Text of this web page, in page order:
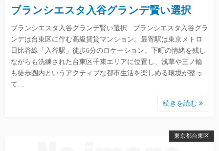
ブランシエスタ入谷グランデ賢い選択
ブランシエスタ入谷グランデ賢い選択 ブランシエスタ入谷グラ
ンデは台東区に佇む高級賃貸マンション。最寄駅は東京メトロ
日比谷線「入谷駅」徒歩6分のロケーション。下町の情緒を残し
ながらも洗練された台東区千束エリアに位置し、浅草や三ノ輪
も徒歩圏内というアクティブな都市生活を楽しめる環境が整っ
て…
続きを読む
東京都台東区